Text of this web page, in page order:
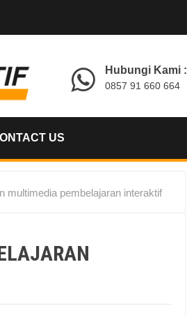
Hubungi Kami :
0857 91 660 664
US
multimedia pembelajaran interaktif